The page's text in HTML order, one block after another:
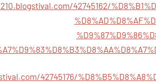
42745162/
42745176/